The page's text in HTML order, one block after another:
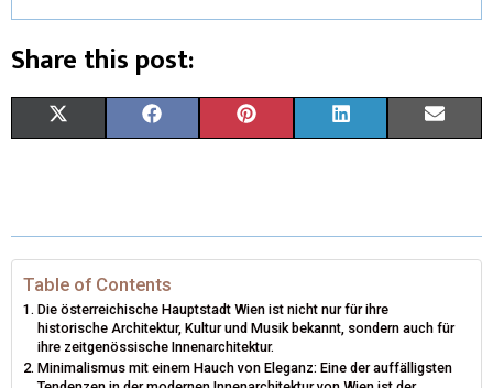
Share this post:
W
T
T
E
O
O
T
R
E
K
D
I
Table of Contents
Die österreichische Hauptstadt Wien ist nicht nur für ihre
historische Architektur, Kultur und Musik bekannt, sondern auch für
ihre zeitgenössische Innenarchitektur.
Minimalismus mit einem Hauch von Eleganz: Eine der auffälligsten